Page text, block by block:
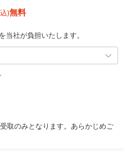
)無料
当社が負担いたします。
取のみとなります。あらかじめご